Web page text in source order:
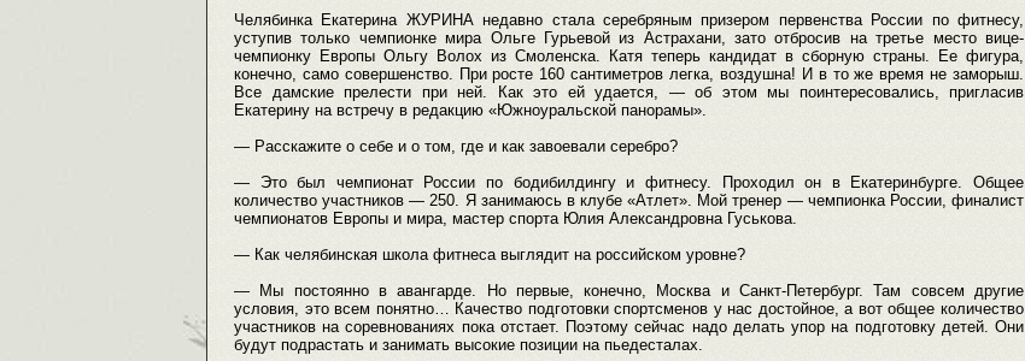
Челябинка Екатерина ЖУРИНА недавно стала серебряным призером первенства России по фитнесу,
уступив только чемпионке мира Ольге Гурьевой из Астрахани, зато отбросив на третье место вице-
чемпионку Европы Ольгу Волох из Смоленска. Катя теперь кандидат в сборную страны. Ее фигура,
конечно, само совершенство. При росте 160 сантиметров легка, воздушна! И в то же время не заморыш.
Все дамские прелести при ней. Как это ей удается, — об этом мы поинтересовались, пригласив
Екатерину на встречу в редакцию «Южноуральской панорамы».
— Расскажите о себе и о том, где и как завоевали серебро?
— Это был чемпионат России по бодибилдингу и фитнесу. Проходил он в Екатеринбурге. Общее
количество участников — 250. Я занимаюсь в клубе «Атлет». Мой тренер — чемпионка России, финалист
чемпионатов Европы и мира, мастер спорта Юлия Александровна Гуськова.
— Как челябинская школа фитнеса выглядит на российском уровне?
— Мы постоянно в авангарде. Но первые, конечно, Москва и Санкт-Петербург. Там совсем другие
условия, это всем понятно… Качество подготовки спортсменов у нас достойное, а вот общее количество
участников на соревнованиях пока отстает. Поэтому сейчас надо делать упор на подготовку детей. Они
будут подрастать и занимать высокие позиции на пьедесталах.